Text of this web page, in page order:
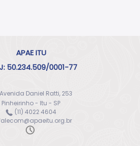
APAE ITU
50.234.509/0001-77
Avenida Daniel Ratti, 253
Pinheirinho - Itu - SP
(11) 4022 4604